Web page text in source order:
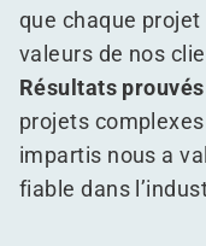
que chaque
valeurs de nos
Résultats
projets
impartis nous a
fiable dans